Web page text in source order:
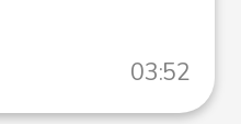
03:52